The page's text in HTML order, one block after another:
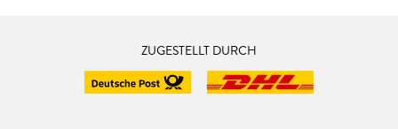
ZUGESTELLT DURCH